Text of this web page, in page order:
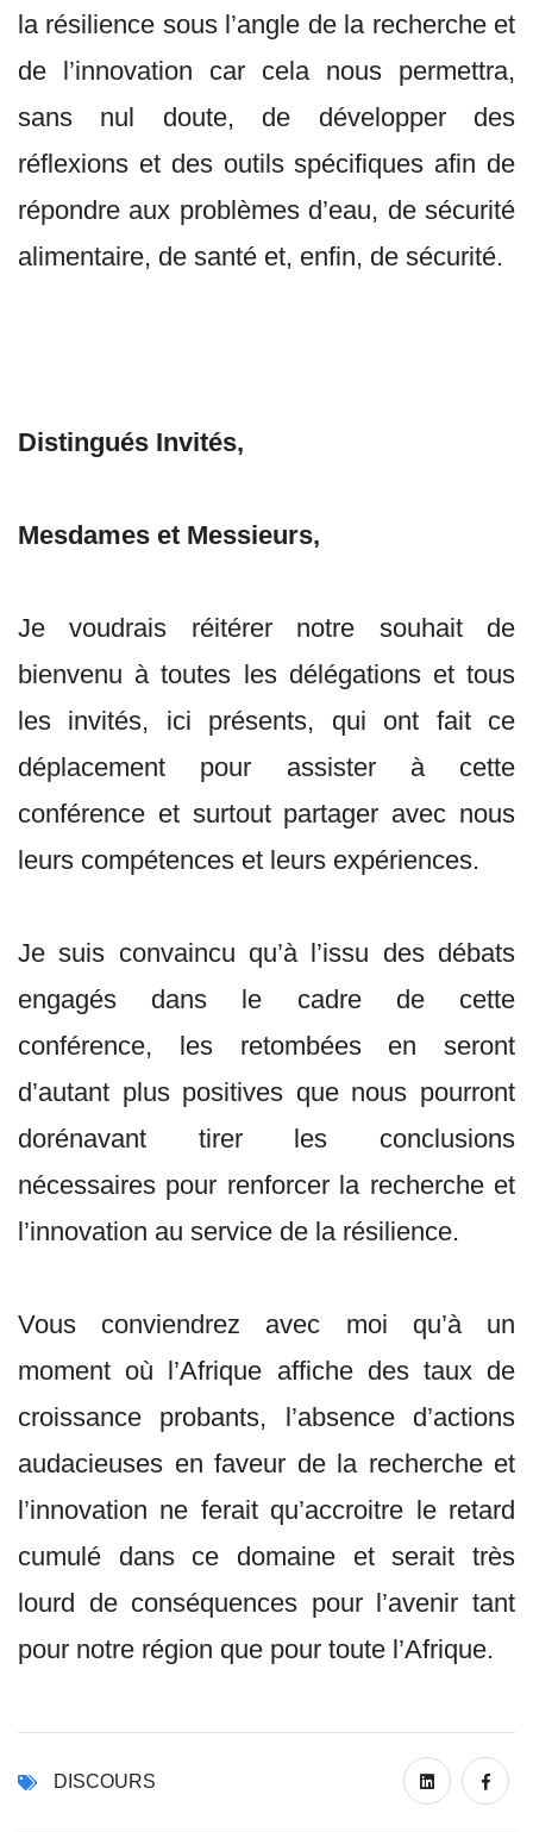
la résilience sous l’angle de la recherche et
de l’innovation car cela nous permettra,
sans nul doute, de développer des
réflexions et des outils spécifiques afin de
répondre aux problèmes d’eau, de sécurité
alimentaire, de santé et, enfin, de sécurité.
Distingués Invités,
Mesdames et Messieurs,
Je voudrais réitérer notre souhait de
bienvenu à toutes les délégations et tous
les invités, ici présents, qui ont fait ce
déplacement pour assister à cette
conférence et surtout partager avec nous
leurs compétences et leurs expériences.
Je suis convaincu qu’à l’issu des débats
engagés dans le cadre de cette
conférence, les retombées en seront
d’autant plus positives que nous pourront
dorénavant tirer les conclusions
nécessaires pour renforcer la recherche et
l’innovation au service de la résilience.
Vous conviendrez avec moi qu’à un
moment où l’Afrique affiche des taux de
croissance probants, l’absence d’actions
audacieuses en faveur de la recherche et
l’innovation ne ferait qu’accroitre le retard
cumulé dans ce domaine et serait très
lourd de conséquences pour l’avenir tant
pour notre région que pour toute l’Afrique.
DISCOURS